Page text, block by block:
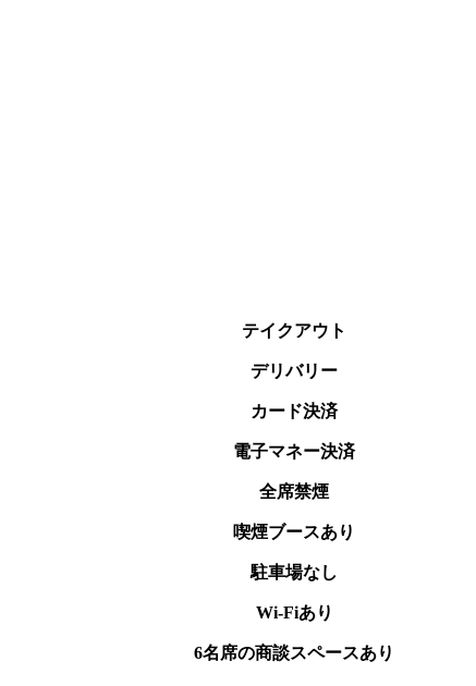
テイクアウト
デリバリー
カード決済
電子マネー決済
全席禁煙
喫煙ブースあり
駐車場なし
Wi-Fiあり
6名席の商談スペースあり